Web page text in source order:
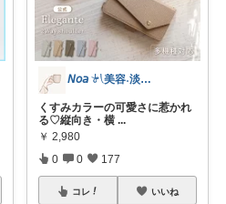
𝘕𝘰𝘢 𓍯美容˖淡色˖グレージュ
くすみカラーの可愛さに惹かれ
る♡縦向き・横 ...
￥ 2,980
0 0 177
コレ いいね